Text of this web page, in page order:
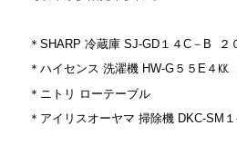
＊SHARP 冷蔵庫 SJ‐GD１４C－B ２
＊ハイセンス 洗濯機 HW‐G５５E４
＊ニトリ ローテーブル
＊アイリスオーヤマ 掃除機 DKC‐SM１